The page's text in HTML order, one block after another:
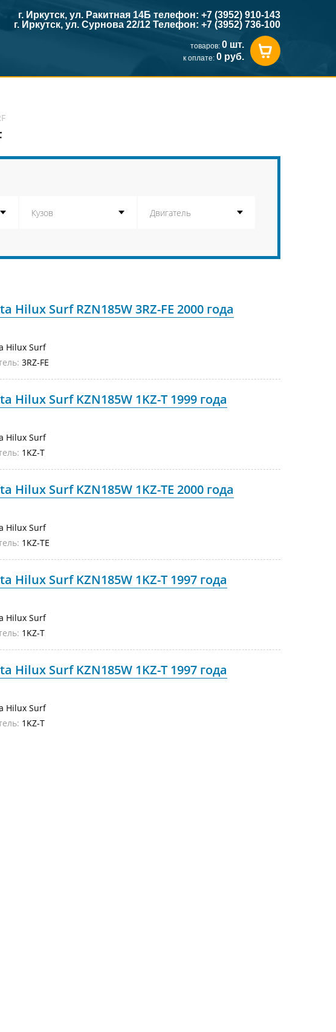
г. Иркутск, ул. Ракитная 14Б телефон: +7 (3952) 910-143
г. Иркутск, ул. Сурнова 22/12 Телефон: +7 (3952) 736-100
товаров: 0 шт.
к оплате: 0 руб.
Hilux Surf RZN185W 3RZ-FE 2000 года
Hilux Surf
3RZ-FE
Hilux Surf KZN185W 1KZ-T 1999 года
Hilux Surf
1KZ-T
Hilux Surf KZN185W 1KZ-TE 2000 года
Hilux Surf
1KZ-TE
Hilux Surf KZN185W 1KZ-T 1997 года
Hilux Surf
1KZ-T
Hilux Surf KZN185W 1KZ-T 1997 года
Hilux Surf
1KZ-T